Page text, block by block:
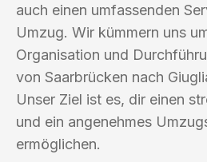
auch einen umfassenden
Umzug. Wir kümmern uns
Organisation und
von Saarbrücken nach
Unser Ziel ist es, dir einen
und ein angenehmes
ermöglichen.